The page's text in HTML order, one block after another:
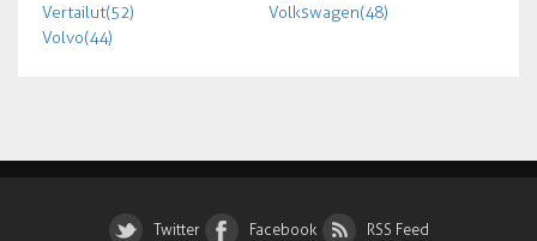
Vertailut (52)
Volkswagen (48)
Volvo (44)
Twitter Facebook RSS Feed